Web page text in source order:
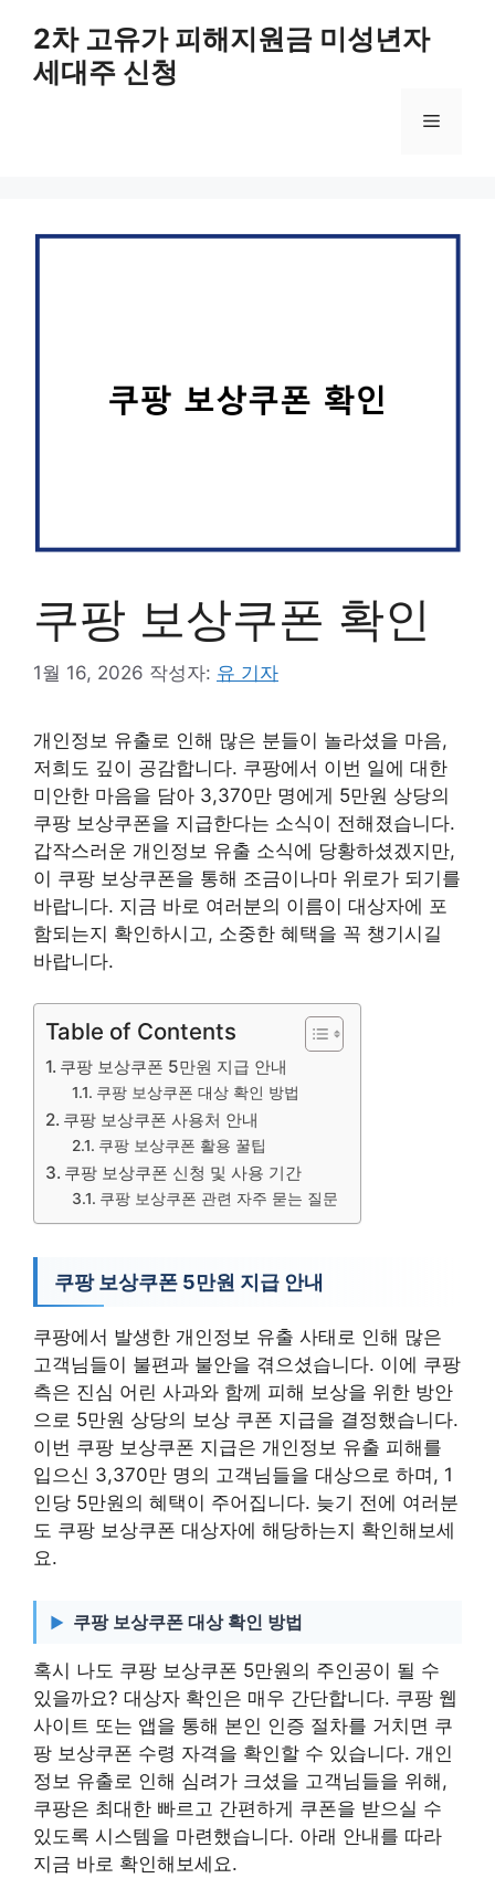
2차 고유가 피해지원금 미성년자
세대주 신청
메
쿠팡 보상쿠폰 확인
1월 16, 2026 작성자: 유 기자
개인정보 유출로 인해 많은 분들이 놀라셨을 마음,
저희도 깊이 공감합니다. 쿠팡에서 이번 일에 대한
미안한 마음을 담아 3,370만 명에게 5만원 상당의
쿠팡 보상쿠폰을 지급한다는 소식이 전해졌습니다.
갑작스러운 개인정보 유출 소식에 당황하셨겠지만,
이 쿠팡 보상쿠폰을 통해 조금이나마 위로가 되기를
바랍니다. 지금 바로 여러분의 이름이 대상자에 포
함되는지 확인하시고, 소중한 혜택을 꼭 챙기시길
바랍니다.
Table of Contents
쿠팡 보상쿠폰 5만원 지급 안내
쿠팡 보상쿠폰 대상 확인 방법
쿠팡 보상쿠폰 사용처 안내
쿠팡 보상쿠폰 활용 꿀팁
쿠팡 보상쿠폰 신청 및 사용 기간
쿠팡 보상쿠폰 관련 자주 묻는 질문
쿠팡 보상쿠폰 5만원 지급 안내
쿠팡에서 발생한 개인정보 유출 사태로 인해 많은
고객님들이 불편과 불안을 겪으셨습니다. 이에 쿠팡
측은 진심 어린 사과와 함께 피해 보상을 위한 방안
으로 5만원 상당의 보상 쿠폰 지급을 결정했습니다.
이번 쿠팡 보상쿠폰 지급은 개인정보 유출 피해를
입으신 3,370만 명의 고객님들을 대상으로 하며, 1
인당 5만원의 혜택이 주어집니다. 늦기 전에 여러분
도 쿠팡 보상쿠폰 대상자에 해당하는지 확인해보세
요.
쿠팡 보상쿠폰 대상 확인 방법
혹시 나도 쿠팡 보상쿠폰 5만원의 주인공이 될 수
있을까요? 대상자 확인은 매우 간단합니다. 쿠팡 웹
사이트 또는 앱을 통해 본인 인증 절차를 거치면 쿠
팡 보상쿠폰 수령 자격을 확인할 수 있습니다. 개인
정보 유출로 인해 심려가 크셨을 고객님들을 위해,
쿠팡은 최대한 빠르고 간편하게 쿠폰을 받으실 수
있도록 시스템을 마련했습니다. 아래 안내를 따라
지금 바로 확인해보세요.